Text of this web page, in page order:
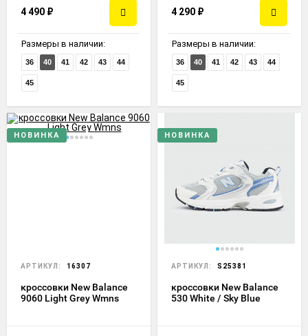
4 490 ₽
Размеры в наличии:
36 40 41 42 43 44
45
4 290 ₽
Размеры в наличии:
36 40 41 42 43 44
45
НОВИНКА
АРТИКУЛ: 16307
кроссовки New Balance
9060 Light Grey Wmns
НОВИНКА
АРТИКУЛ: S25381
кроссовки New Balance
530 White / Sky Blue